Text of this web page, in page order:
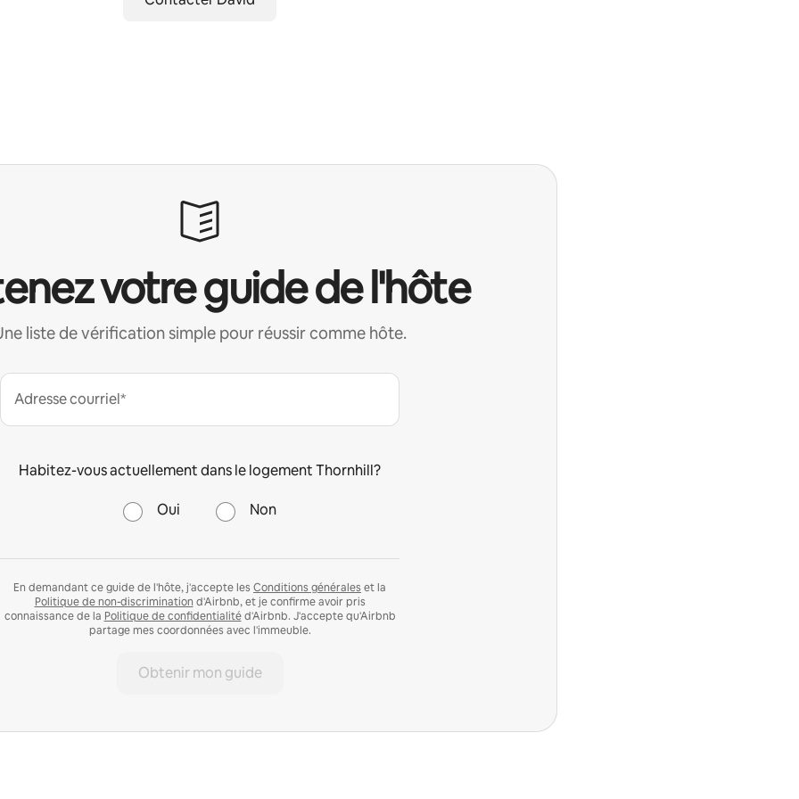
votre guide de l'hôte
liste de vérification simple pour réussir comme hôte.
Adresse courriel*
Habitez-vous actuellement dans le logement Thornhill?
Oui Non
En demandant ce guide de l'hôte, j'accepte les Conditions générales et la
Politique de non-discrimination d'Airbnb, et je confirme avoir pris
connaissance de la Politique de confidentialitéd'Airbnb. J'accepte qu'Airbnb
partage mes coordonnées avec l'immeuble.
Obtenir mon guide